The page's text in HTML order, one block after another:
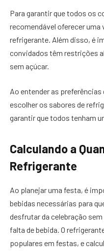
Para garantir que todos os
recomendável oferecer uma
refrigerante. Além disso, é
convidados têm restrições
sem açúcar.
Ao entender as
escolher os sabores de
garantir que todos tenham
Calculando a
Refrigerante
Ao planejar uma festa, é
bebidas necessárias para
desfrutar da celebração
falta de bebida. O
populares em festas, e